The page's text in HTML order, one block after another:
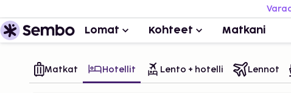
Lomat Kohteet Matkani
Matkat Hotellit Lento + hotelli Lennot